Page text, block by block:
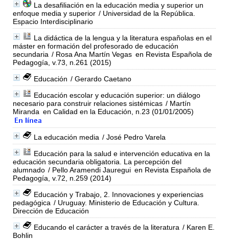
La desafiliación en la educación media y superior un
enfoque media y superior / Universidad de la República.
Espacio Interdisciplinario
La didáctica de la lengua y la literatura españolas en el
máster en formación del profesorado de educación
secundaria / Rosa Ana Martín Vegas en Revista Española de
Pedagogía, v.73, n.261 (2015)
Educación / Gerardo Caetano
Educación escolar y educación superior: un diálogo
necesario para construir relaciones sistémicas / Martín
Miranda en Calidad en la Educación, n.23 (01/01/2005)
La educación media / José Pedro Varela
Educación para la salud e intervención educativa en la
educación secundaria obligatoria. La percepción del
alumnado / Pello Aramendi Jauregui en Revista Española de
Pedagogía, v.72, n.259 (2014)
Educación y Trabajo, 2. Innovaciones y experiencias
pedagógica / Uruguay. Ministerio de Educación y Cultura.
Dirección de Educación
Educando el carácter a través de la literatura / Karen E.
Bohlin